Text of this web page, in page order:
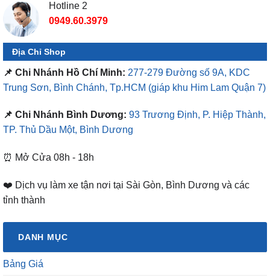
Hotline 2
0949.60.3979
Địa Chỉ Shop
📌 Chi Nhánh Hồ Chí Minh: 277-279 Đường số 9A, KDC
Trung Sơn, Bình Chánh, Tp.HCM (giáp khu Him Lam Quận 7)
📌 Chi Nhánh Bình Dương: 93 Trương Định, P. Hiệp Thành,
TP. Thủ Dầu Một, Bình Dương
⏰ Mở Cửa 08h - 18h
❤️ Dịch vụ làm xe tận nơi tại Sài Gòn, Bình Dương và các
tỉnh thành
DANH MỤC
Bảng Giá